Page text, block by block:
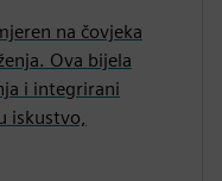
na čovjeka
Ova bijela
i integrirani
iskustvo,